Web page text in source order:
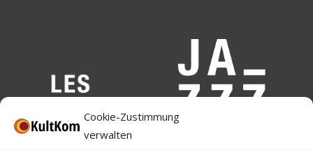
Cookie-Zustimmung
verwalten